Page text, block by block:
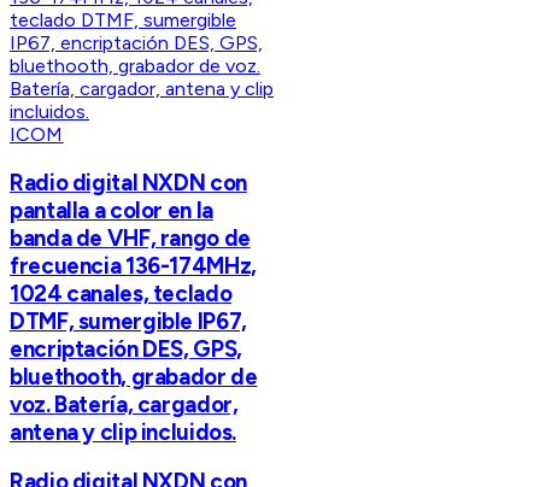
ICOM
Radio digital NXDN con
pantalla a color en la
banda de VHF, rango de
frecuencia 136-174MHz,
1024 canales, teclado
DTMF, sumergible IP67,
encriptación DES, GPS,
bluethooth, grabador de
voz. Batería, cargador,
antena y clip incluidos.